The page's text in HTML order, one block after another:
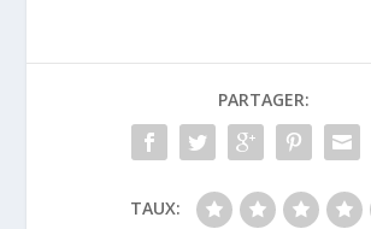
PARTAGER:
TAUX: